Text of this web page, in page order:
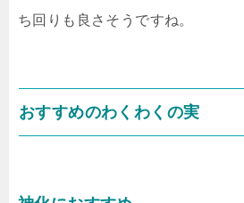
ち回りも良さそうですね。
おすすめのわくわくの実